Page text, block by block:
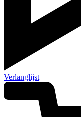
Verlanglijst